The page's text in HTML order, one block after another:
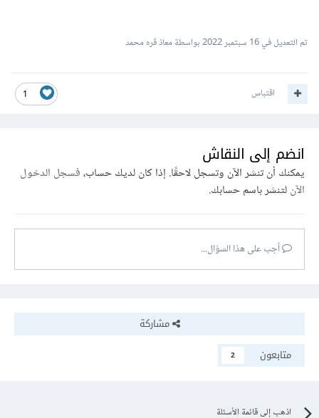
تم التعديل في16 سبتمبر 2022 بواسطة معاذ قره محمد
1 اقتباس
انضم إلى النقاش
يمكنك أن تنشر الآن وتسجل لاحقًا. إذا كان لديك حساب،فسجل الدخول
الآنلتنشر باسم حسابك.
أجب على هذا السؤال...
مشاركة
متابعون
2
اذهب إلى قائمة الأسئلة